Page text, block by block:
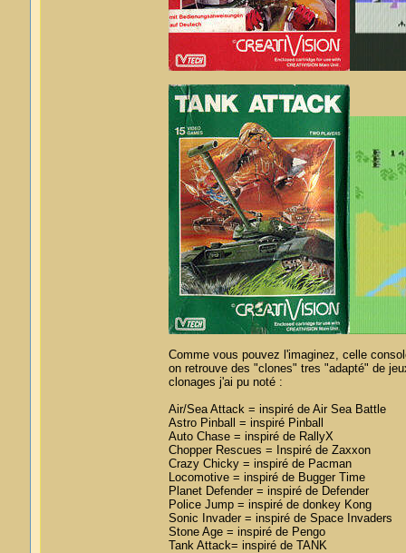
Comme vous pouvez l'imaginez, celle
on retrouve des "clones" tres "adapté" de
clonages j'ai pu noté :
Air/Sea Attack = inspiré de Air Sea Battle
Astro Pinball = inspiré Pinball
Auto Chase = inspiré de RallyX
Chopper Rescues = Inspiré de Zaxxon
Crazy Chicky = inspiré de Pacman
Locomotive = inspiré de Bugger Time
Planet Defender = inspiré de Defender
Police Jump = inspiré de donkey Kong
Sonic Invader = inspiré de Space Invaders
Stone Age = inspiré de Pengo
Tank Attack= inspiré de TANK